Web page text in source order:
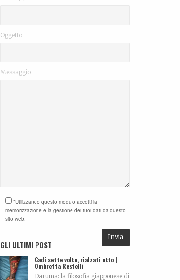
Oggetto
Messaggio
*Utilizzando questo modulo accetti la
memorizzazione e la gestione dei tuoi dati da questo
sito web.
GLI ULTIMI POST
Cadi sette volte, rialzati otto |
Ombretta Restelli
Daruma: la filosofia giapponese di